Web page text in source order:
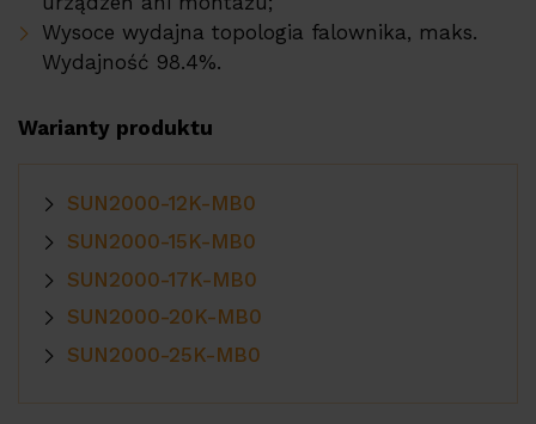
Wysoce wydajna topologia falownika, maks.
Wydajność 98.4%.
Warianty produktu
SUN2000-12K-MB0
SUN2000-15K-MB0
SUN2000-17K-MB0
SUN2000-20K-MB0
SUN2000-25K-MB0
Wsparcie techniczne
Baza produktów
Partner Program
Dystrybutorzy
Kontakt